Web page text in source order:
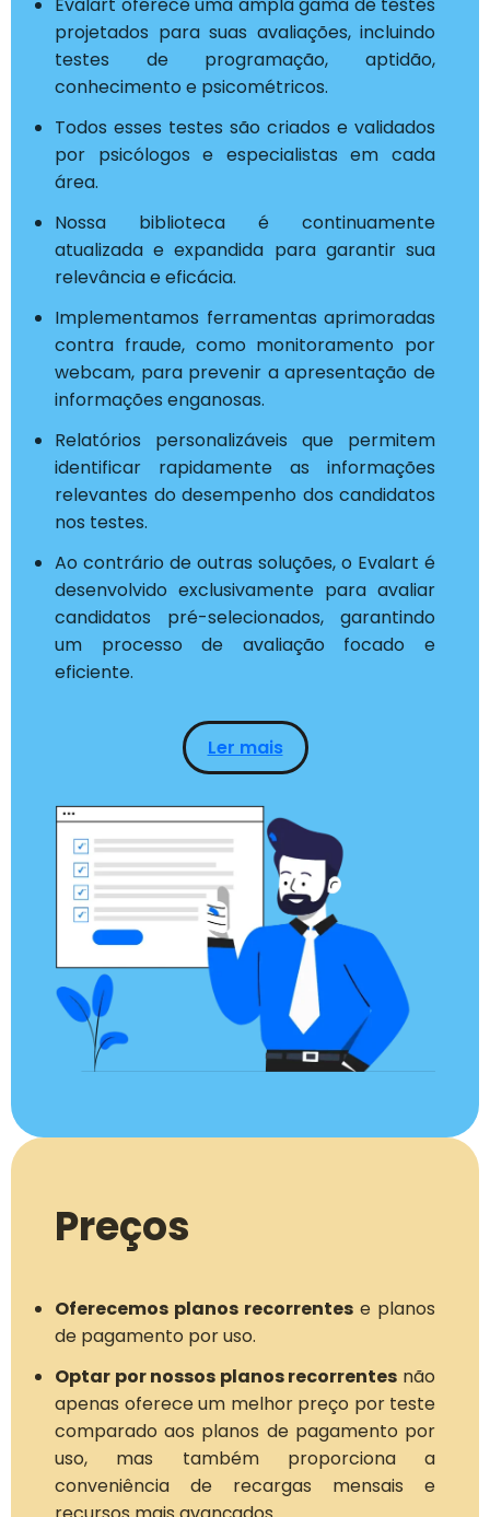
Evalart oferece uma ampla gama de testes
projetados para suas avaliações, incluindo
testes de programação, aptidão,
conhecimento e psicométricos.
Todos esses testes são criados e validados
por psicólogos e especialistas em cada
área.
Nossa biblioteca é continuamente
atualizada e expandida para garantir sua
relevância e eficácia.
Implementamos ferramentas aprimoradas
contra fraude, como monitoramento por
webcam, para prevenir a apresentação de
informações enganosas.
Relatórios personalizáveis que permitem
identificar rapidamente as informações
relevantes do desempenho dos candidatos
nos testes.
Ao contrário de outras soluções, o Evalart é
desenvolvido exclusivamente para avaliar
candidatos pré-selecionados, garantindo
um processo de avaliação focado e
eficiente.
Ler mais
Preços
Oferecemos planos recorrentes e planos
de pagamento por uso.
Optar por nossos planos recorrentes não
apenas oferece um melhor preço por teste
comparado aos planos de pagamento por
uso, mas também proporciona a
conveniência de recargas mensais e